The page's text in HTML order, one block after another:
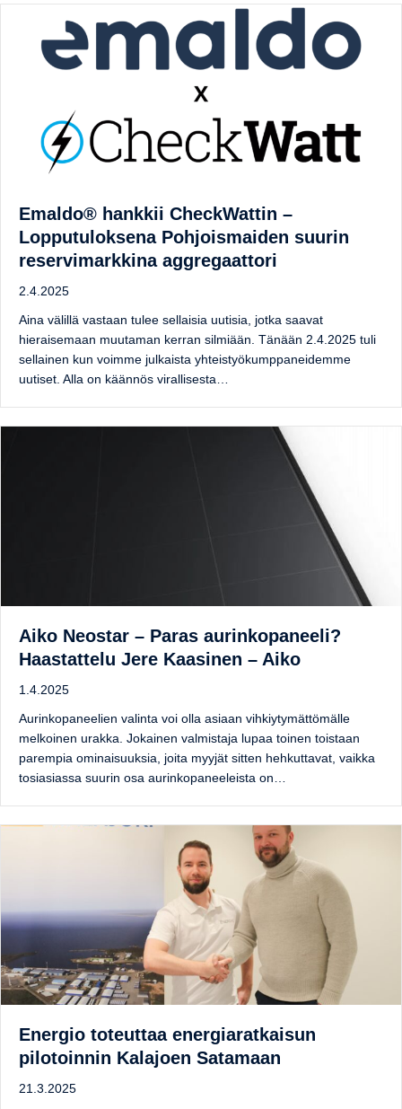
Emaldo® hankkii CheckWattin –
Lopputuloksena Pohjoismaiden suurin
reservimarkkina aggregaattori
2.4.2025
Aina välillä vastaan tulee sellaisia uutisia, jotka saavat
hieraisemaan muutaman kerran silmiään. Tänään 2.4.2025 tuli
sellainen kun voimme julkaista yhteistyökumppaneidemme
uutiset. Alla on käännös virallisesta…
Aiko Neostar – Paras aurinkopaneeli?
Haastattelu Jere Kaasinen – Aiko
1.4.2025
Aurinkopaneelien valinta voi olla asiaan vihkiytymättömälle
melkoinen urakka. Jokainen valmistaja lupaa toinen toistaan
parempia ominaisuuksia, joita myyjät sitten hehkuttavat, vaikka
tosiasiassa suurin osa aurinkopaneeleista on…
Energio toteuttaa energiaratkaisun
pilotoinnin Kalajoen Satamaan
21.3.2025